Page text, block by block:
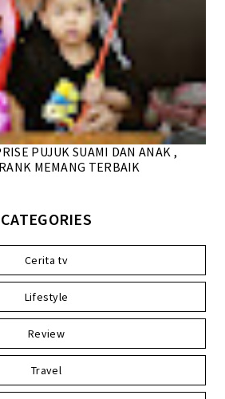
PUJUK SUAMI DAN ANAK ,
MEMANG TERBAIK
CATEGORIES
Cerita tv
Lifestyle
Review
Travel